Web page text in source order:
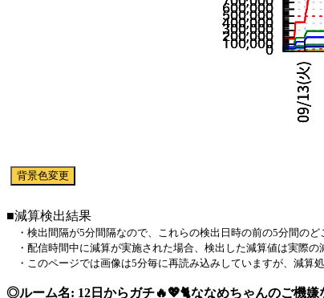
■減算検出結果
・検出間隔が5分間隔なので、これらの検出日時の前の5分間のど
・配信時間中に減算が実施された場合、検出した減算値は実際の
・このページでは画像は5分毎に再読み込みしていますが、減算
◎ルーム名: 12日からガチ🔥💖🐈ななめちゃんのご機嫌